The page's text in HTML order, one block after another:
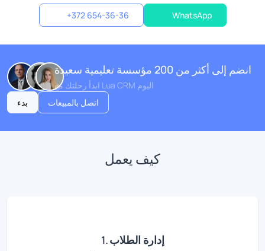
+372 654-36-36 WhatsApp
انضم إلى أكثر من 200 مؤسسة تعليمية سعيدة
ابدأ رحلتك مع Lua CRM اليوم
بدء
اتصل بالمبيعات
كيف يعمل
1. إدارة الطلاب